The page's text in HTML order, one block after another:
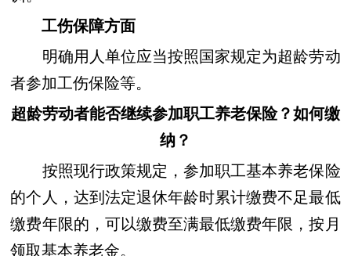
工伤保障方面
明确用人单位应当按照国家规定为超龄劳动
者参加工伤保险等。
超龄劳动者能否继续参加职工养老保险？如何缴
纳？
按照现行政策规定，参加职工基本养老保险
的个人，达到法定退休年龄时累计缴费不足最低
缴费年限的，可以缴费至满最低缴费年限，按月
领取基本养老金。